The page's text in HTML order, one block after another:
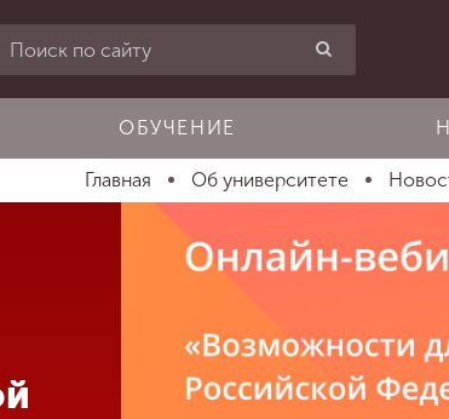
ОБУЧЕНИЕ
Главная Об университете